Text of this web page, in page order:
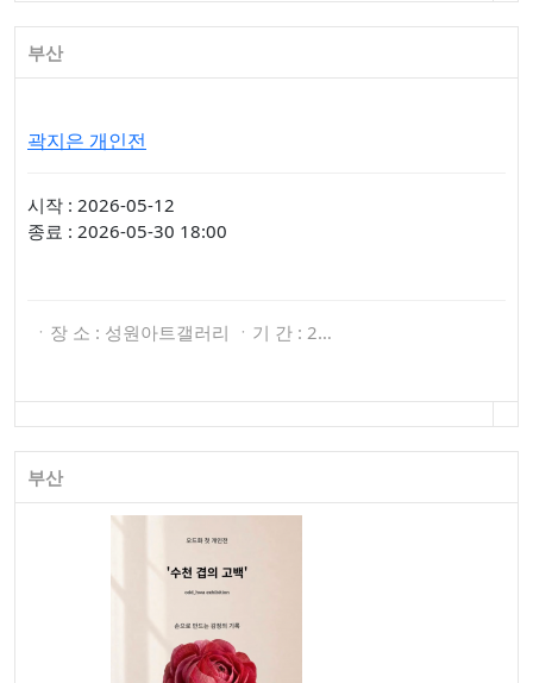
부산
곽지은 개인전
시작 : 2026-05-12
종료 : 2026-05-30 18:00
ㆍ장 소 : 성원아트갤러리 ㆍ기 간 : 2…
부산